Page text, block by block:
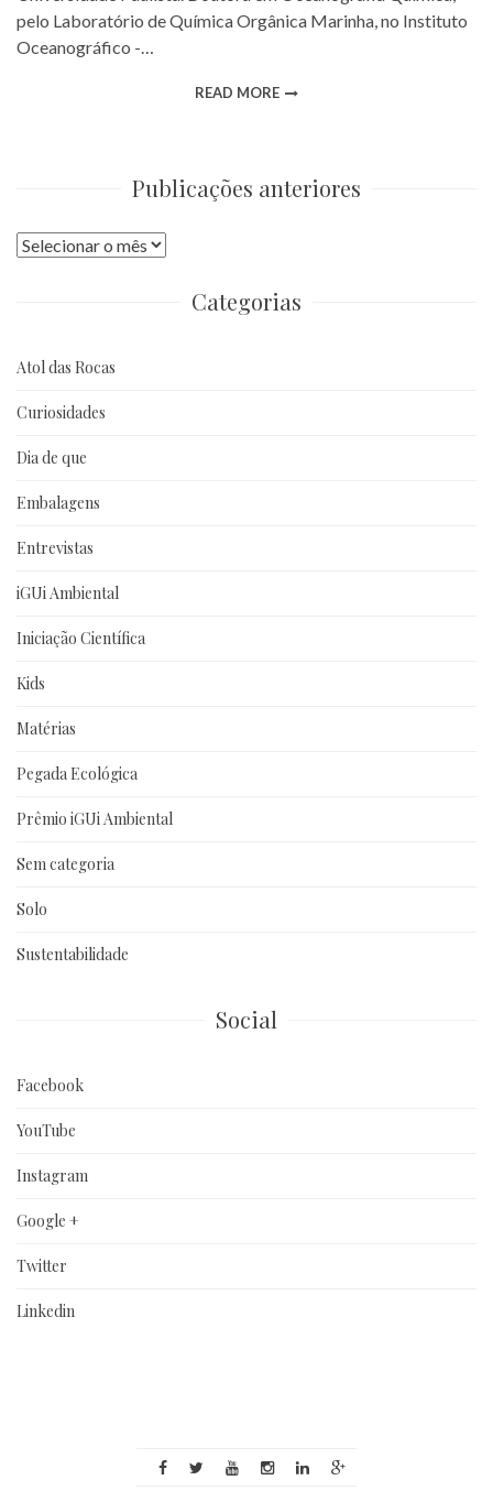
pelo Laboratório de Química Orgânica Marinha, no Instituto
Oceanográfico -…
READ MORE
Publicações anteriores
Publicações
Categorias
Atol das Rocas
Curiosidades
Dia de que
Embalagens
Entrevistas
iGUi Ambiental
Iniciação Científica
Kids
Matérias
Pegada Ecológica
Prêmio iGUi Ambiental
Sem categoria
Solo
Sustentabilidade
Social
Facebook
YouTube
Instagram
Google +
Twitter
Linkedin